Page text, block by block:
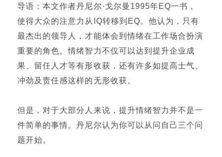
导语：本文作者丹尼尔·戈尔曼1995年EQ一书，
使得大众的注意力从IQ转移到EQ。他认为，只有
最杰出的领导人，才能体会到情绪在工作场合扮演
重要的角色。情绪智力不仅可以达到提升企业成
果、留任人才等有形收获，还有许多如提高士气、
冲劲及责任感这样的无形收获。
但是，对于大部分人来说，提升情绪智力并不是一
件简单的事情。丹尼尔认为你可以从问自己三个问
题开始。